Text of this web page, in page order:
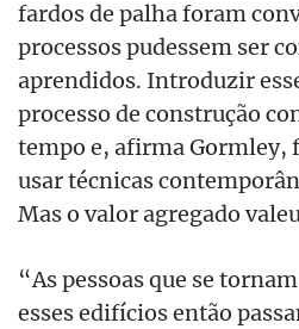
fardos de palha foram
processos pudessem ser
aprendidos. Introduzir
processo de construção
tempo e, afirma Gormley,
usar técnicas
Mas o valor agregado
“As pessoas que se
esses edifícios então